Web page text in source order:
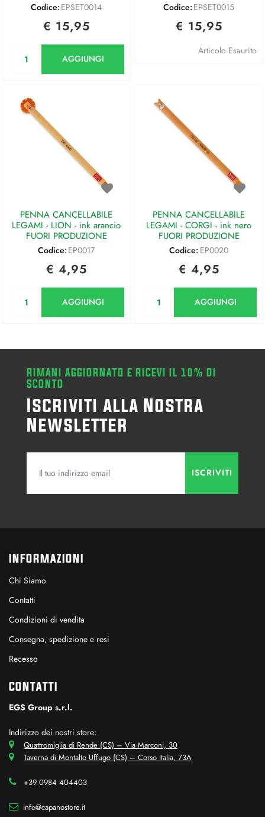
Codice: EPSET0014
€ 15,95
AGGIUNGI
Codice: EPSET0015
€ 15,95
Articolo Esaurito
PENNA CANCELLABILE
LEGAMI - LION - ink arancio
FUORI PRODUZIONE
Codice: EP0017
€ 4,95
AGGIUNGI
PENNA CANCELLABILE
LEGAMI - CORGI - ink nero
FUORI PRODUZIONE
Codice: EP0020
€ 4,95
AGGIUNGI
RIMANI AGGIORNATO E RICEVI IL 10% DI
SCONTO
Iscriviti alla Nostra
Newsletter
INFORMAZIONI
Chi Siamo
Contatti
Condizioni di vendita
Consegna, spedizione e resi
Recesso
CONTATTI
EGS Group s.r.l.
Indirizzo dei nostri store:
Quattromiglia di Rende (CS) – Via Marconi, 30
Taverna di Montalto Uffugo (CS) – Corso Italia, 73A
+39 0984 404403
info@capanostore.it